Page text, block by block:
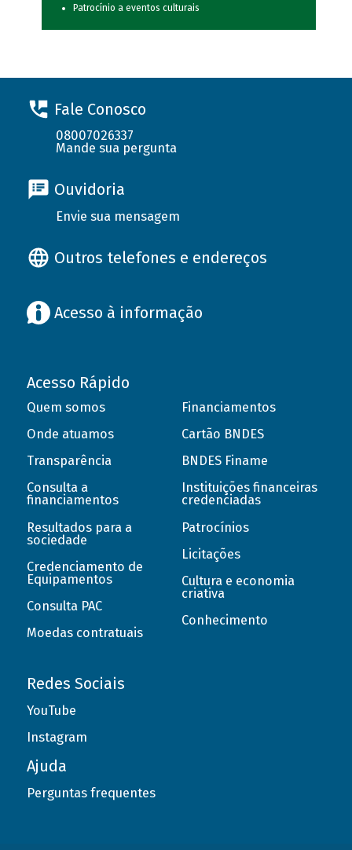
Patrocínio a eventos culturais
Fale Conosco
08007026337
Mande sua pergunta
Ouvidoria
Envie sua mensagem
Outros telefones e endereços
Acesso à informação
Acesso Rápido
Quem somos
Onde atuamos
Transparência
Consulta a
financiamentos
Resultados para a
sociedade
Credenciamento de
Equipamentos
Consulta PAC
Moedas contratuais
Financiamentos
Cartão BNDES
BNDES Finame
Instituições financeiras
credenciadas
Patrocínios
Licitações
Cultura e economia
criativa
Conhecimento
Redes Sociais
YouTube
Instagram
Ajuda
Perguntas frequentes